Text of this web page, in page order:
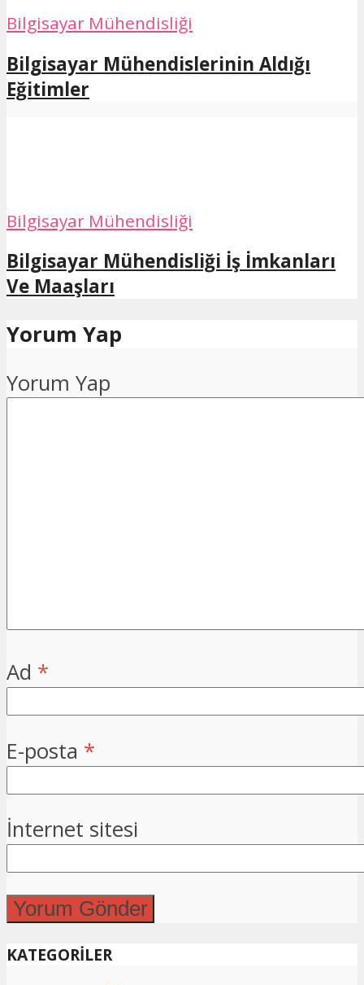
Bilgisayar Mühendisliği
Bilgisayar Mühendislerinin Aldığı
Eğitimler
Bilgisayar Mühendisliği
Bilgisayar Mühendisliği İş İmkanları
Ve Maaşları
Yorum Yap
Yorum Yap
Ad *
E-posta *
İnternet sitesi
KATEGORİLER